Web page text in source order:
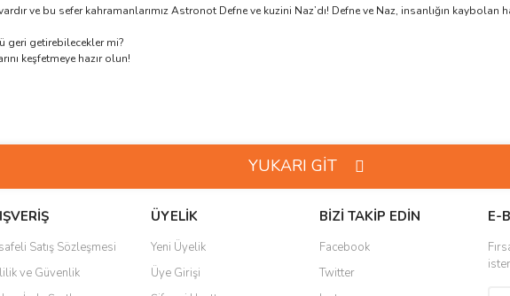
ve bu sefer kahramanlarımız Astronot Defne ve kuzini Naz’dı! Defne ve Naz, insanlığın
geri getirebilecekler mi?
keşfetmeye hazır olun!
Yorum Yaz
pahalı.
olmalı.
YUKARI GİT
Satış Sözleşmesi
ve Güvenlik
ÜYELİK
Yeni Üyelik
Üye Girişi
BİZİ TAKİP EDİN
Facebook
Twitter
E-